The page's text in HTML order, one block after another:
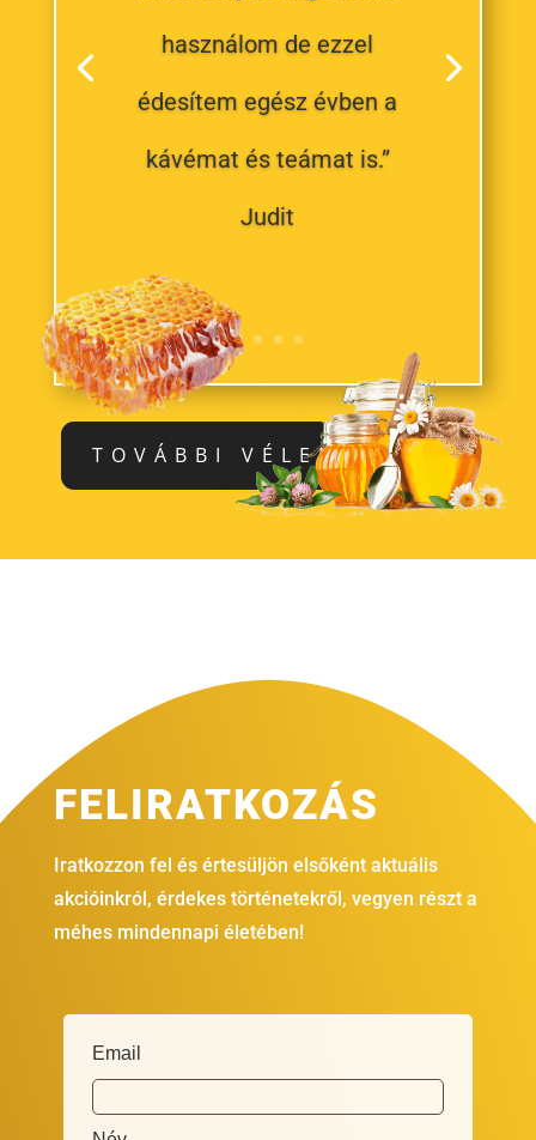
TOVÁBBI VÉLEMÉNYEK
FELIRATKOZÁS
Iratkozzon fel és értesüljön elsőként aktuális
akcióinkról, érdekes történetekről, vegyen részt a
méhes mindennapi életében!